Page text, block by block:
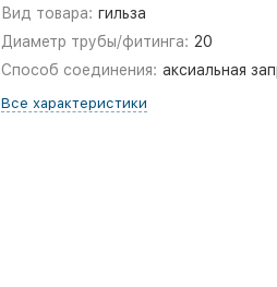
Вид товара: гильза
Диаметр трубы/фитинга: 20
Способ соединения: аксиальная
Все характеристики